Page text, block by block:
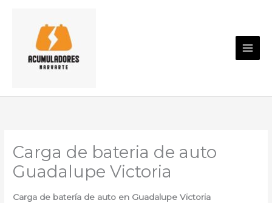
contenido
Carga de bateria de auto
Guadalupe Victoria
Carga de batería de auto en Guadalupe Victoria